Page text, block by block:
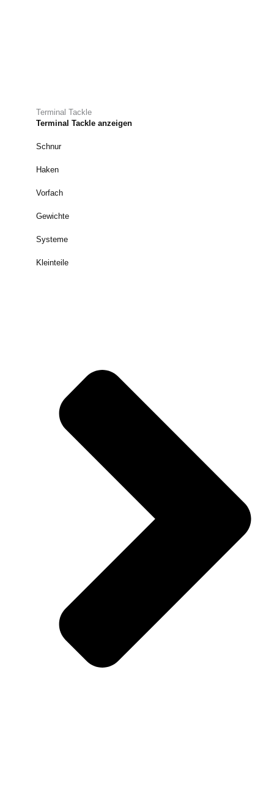
Terminal Tackle
Terminal Tackle anzeigen
Schnur
Haken
Vorfach
Gewichte
Systeme
Kleinteile